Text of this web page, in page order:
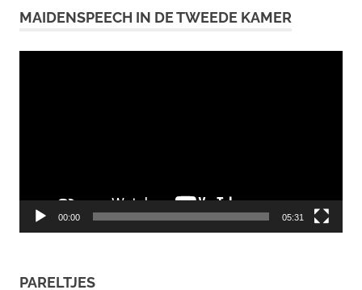
MAIDENSPEECH IN DE TWEEDE KAMER
00:00 05:31
PARELTJES